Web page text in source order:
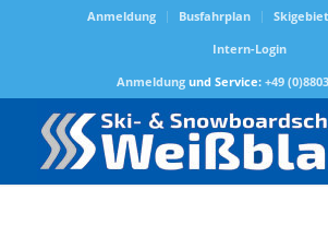
Anmeldung Busfahrplan
Intern-Login
Anmeldungund Service: +49